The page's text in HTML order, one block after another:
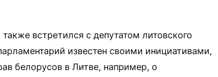
также встретился с депутатом литовского
известен своими инициативами,
белорусов в Литве, например, о